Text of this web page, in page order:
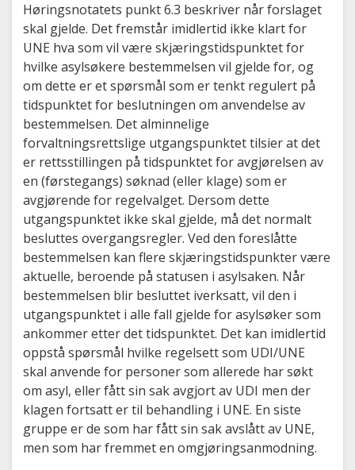
Høringsnotatets punkt 6.3 beskriver når forslaget
skal gjelde. Det fremstår imidlertid ikke klart for
UNE hva som vil være skjæringstidspunktet for
hvilke asylsøkere bestemmelsen vil gjelde for, og
om dette er et spørsmål som er tenkt regulert på
tidspunktet for beslutningen om anvendelse av
bestemmelsen. Det alminnelige
forvaltningsrettslige utgangspunktet tilsier at det
er rettsstillingen på tidspunktet for avgjørelsen av
en (førstegangs) søknad (eller klage) som er
avgjørende for regelvalget. Dersom dette
utgangspunktet ikke skal gjelde, må det normalt
besluttes overgangsregler. Ved den foreslåtte
bestemmelsen kan flere skjæringstidspunkter være
aktuelle, beroende på statusen i asylsaken. Når
bestemmelsen blir besluttet iverksatt, vil den i
utgangspunktet i alle fall gjelde for asylsøker som
ankommer etter det tidspunktet. Det kan imidlertid
oppstå spørsmål hvilke regelsett som UDI/UNE
skal anvende for personer som allerede har søkt
om asyl, eller fått sin sak avgjort av UDI men der
klagen fortsatt er til behandling i UNE. En siste
gruppe er de som har fått sin sak avslått av UNE,
men som har fremmet en omgjøringsanmodning.